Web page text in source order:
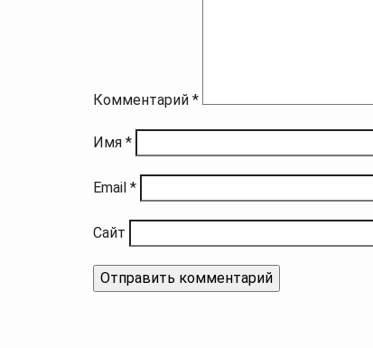
Комментарий *
Имя *
Email *
Сайт